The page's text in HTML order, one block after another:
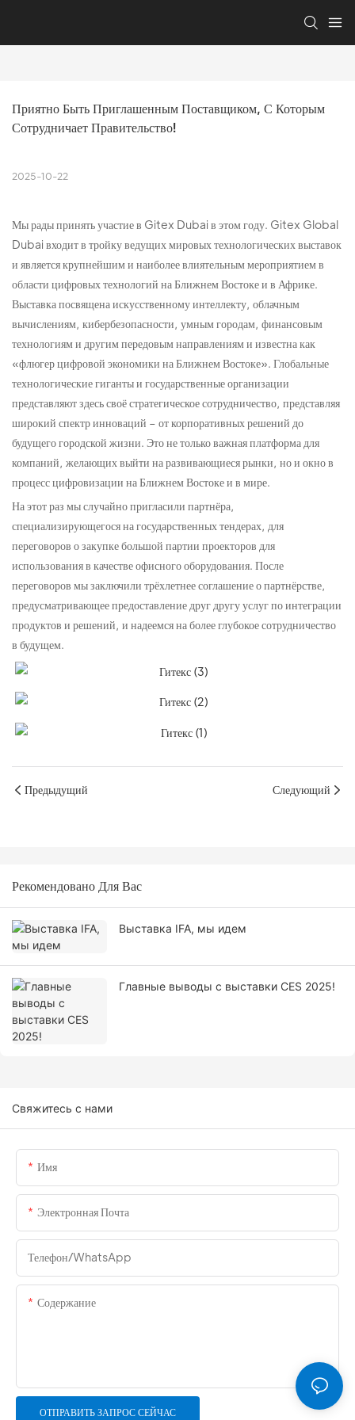
Приятно Быть Приглашенным Поставщиком, С Которым
Сотрудничает Правительство!
2025-10-22
Мы рады принять участие в Gitex Dubai в этом году. Gitex Global
Dubai входит в тройку ведущих мировых технологических выставок
и является крупнейшим и наиболее влиятельным мероприятием в
области цифровых технологий на Ближнем Востоке и в Африке.
Выставка посвящена искусственному интеллекту, облачным
вычислениям, кибербезопасности, умным городам, финансовым
технологиям и другим передовым направлениям и известна как
«флюгер цифровой экономики на Ближнем Востоке». Глобальные
технологические гиганты и государственные организации
представляют здесь своё стратегическое сотрудничество, представляя
широкий спектр инноваций – от корпоративных решений до
будущего городской жизни. Это не только важная платформа для
компаний, желающих выйти на развивающиеся рынки, но и окно в
процесс цифровизации на Ближнем Востоке и в мире.
На этот раз мы случайно пригласили партнёра,
специализирующегося на государственных тендерах, для
переговоров о закупке большой партии проекторов для
использования в качестве офисного оборудования. После
переговоров мы заключили трёхлетнее соглашение о партнёрстве,
предусматривающее предоставление друг другу услуг по интеграции
продуктов и решений, и надеемся на более глубокое сотрудничество
в будущем.
Предыдущий Следующий
Рекомендовано Для Вас
Выставка IFA, мы идем
Главные выводы с выставки CES 2025!
Свяжитесь с нами
Имя
Электронная Почта
Телефон/WhatsApp
Содержание
ОТПРАВИТЬ ЗАПРОС СЕЙЧАС